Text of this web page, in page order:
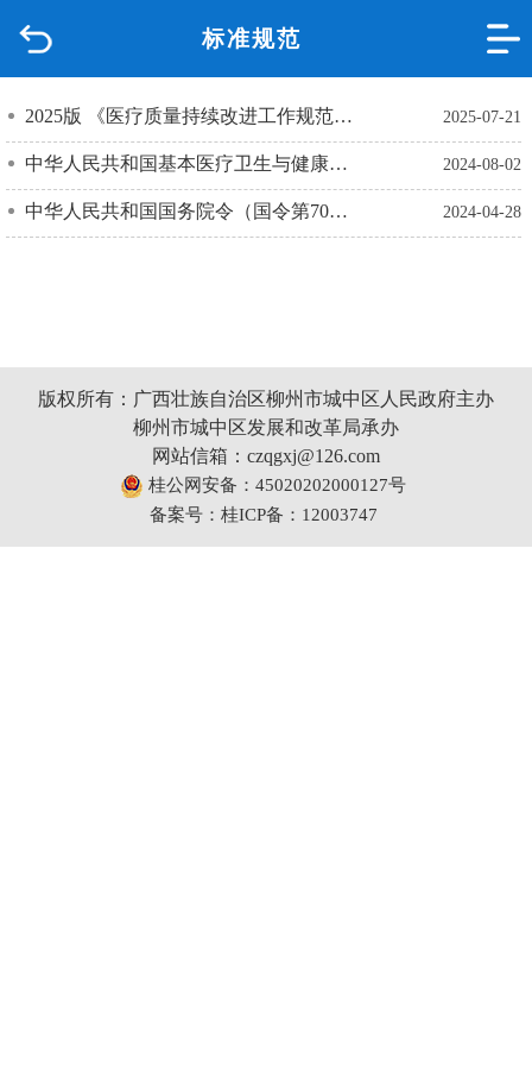
标准规范
品质城中
新闻中心
政府信息公开
互动回应
2025-07-21
2025版 《医疗质量持续改进工作规范 》
2024-08-02
中华人民共和国基本医疗卫生与健康促进法
2024-04-28
中华人民共和国国务院令（国令第701号）
版权所有：广西壮族自治区柳州市城中区人民政府主办
柳州市城中区发展和改革局承办
网站信箱：czqgxj@126.com
桂公网安备：45020202000127号
备案号：桂ICP备：12003747